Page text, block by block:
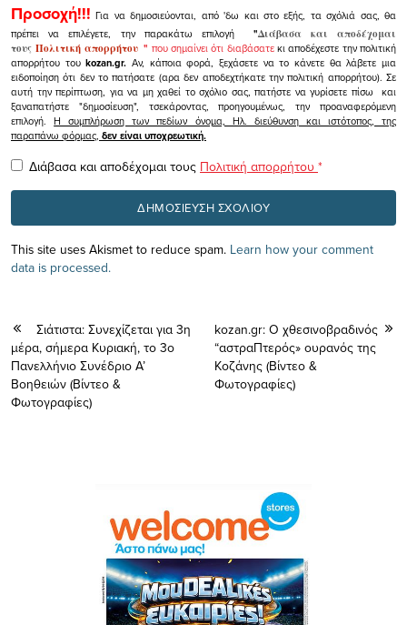
Προσοχή!!! Για να δημοσιεύονται, από 'δω και στο εξής, τα σχόλιά σας, θα
πρέπει να επιλέγετε, την παρακάτω επιλογή
"Διάβασα και αποδέχομαι
τουςΠολιτική απορρήτου" που σημαίνει ότι διαβάσατεκι αποδέχεστε την πολιτική
απορρήτου τουkozan.gr. Αν, κάποια φορά, ξεχάσετε να το κάνετε θα λάβετε μια
ειδοποίηση ότι δεν το πατήσατε (αρα δεν αποδεχτήκατε την πολιτική απορρήτου). Σε
αυτή την περίπτωση, για να μη χαθεί το σχόλιο σας, πατήστε να γυρίσετε πίσω και
ξαναπατήστε "δημοσίευση", τσεκάροντας, προηγουμένως, την προαναφερόμενη
επιλογή.Η συμπλήρωση των πεδίων όνομα, Ηλ. διεύθυνση και ιστότοπος, της
παραπάνω φόρμας, δεν είναι υποχρεωτική.
Διάβασα και αποδέχομαι τους Πολιτική απορρήτου *
This site uses Akismet to reduce spam. Learn how your comment
data is processed.
Σιάτιστα: Συνεχίζεται για 3η
μέρα, σήμερα Κυριακή, το 3o
Πανελλήνιο Συνέδριο Α’
Βοηθειών (Βίντεο &
Φωτογραφίες)
kozan.gr: Ο χθεσινοβραδινός
“αστραΠτερός» ουρανός της
Κοζάνης (Βίντεο &
Φωτογραφίες)